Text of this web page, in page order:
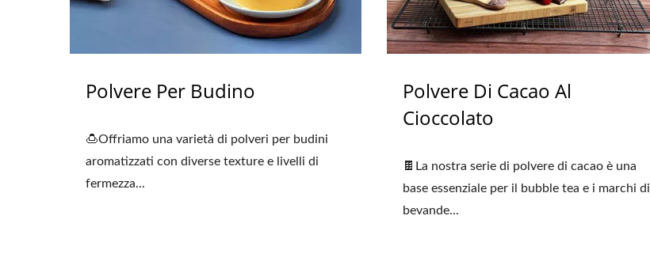
Polvere Per Budino
🍮Offriamo una varietà di polveri per budini
aromatizzati con diverse texture e livelli di
fermezza...
Polvere Di Cacao Al
Cioccolato
🍫La nostra serie di polvere di cacao è una
base essenziale per il bubble tea e i marchi di
bevande...